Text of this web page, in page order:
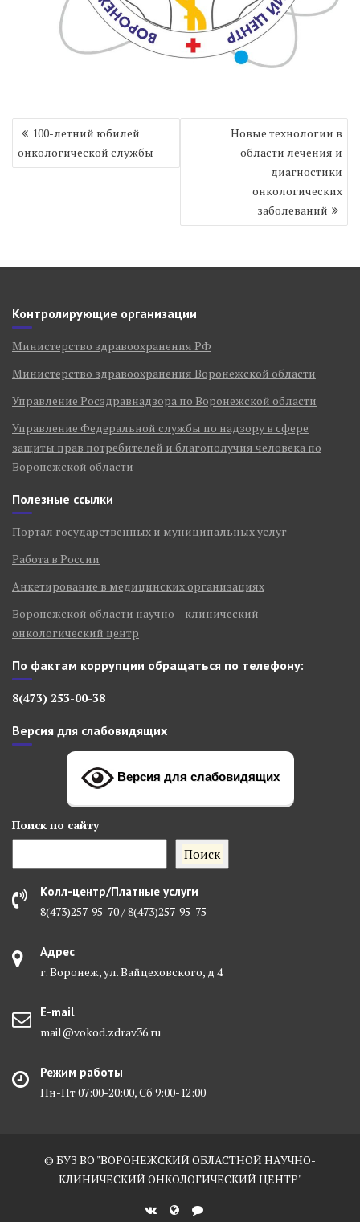
Навигация
записям
100-летний юбилей
онкологической службы
Новые технологии в
области лечения и
диагностики
онкологических
заболеваний
Контролирующие организации
Министерство здравоохранения РФ
Министерство здравоохранения Воронежской области
Управление Росздравнадзора по Воронежской области
Управление Федеральной службы по надзору в сфере
защиты прав потребителей и благополучия человека по
Воронежской области
Полезные ссылки
Портал государственных и муниципальных услуг
Работа в России
Анкетирование в медицинских организациях
Воронежской области научно – клинический
онкологический центр
По фактам коррупции обращаться по телефону:
8(473) 253-00-38
Версия для слабовидящих
Версия для слабовидящих
Поиск по сайту
Поиск
Колл-центр/Платные услуги
8(473)257-95-70 / 8(473)257-95-75
Адрес
г. Воронеж, ул. Вайцеховского, д 4
E-mail
mail@vokod.zdrav36.ru
Режим работы
Пн-Пт 07:00-20:00, Сб 9:00-12:00
© БУЗ ВО "ВОРОНЕЖСКИЙ ОБЛАСТНОЙ НАУЧНО-
КЛИНИЧЕСКИЙ ОНКОЛОГИЧЕСКИЙ ЦЕНТР"